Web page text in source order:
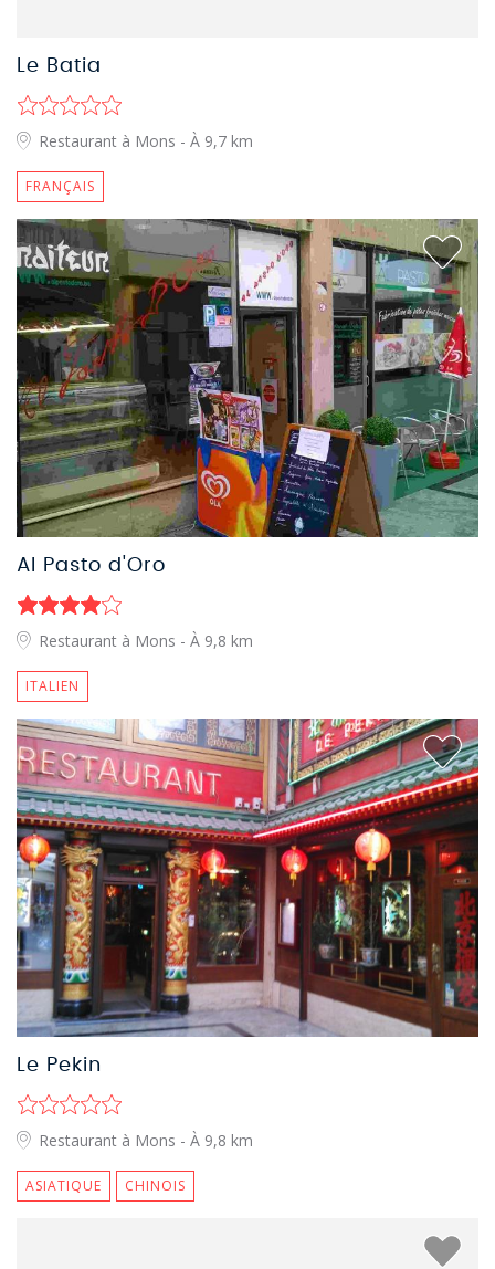
Le Batia
Restaurant à Mons - À 9,7 km
FRANÇAIS
Al Pasto d'Oro
Restaurant à Mons - À 9,8 km
ITALIEN
Le Pekin
Restaurant à Mons - À 9,8 km
ASIATIQUE CHINOIS